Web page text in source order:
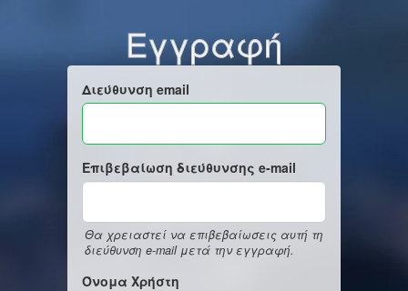
Εγγραφή
Διεύθυνση email
Επιβεβαίωση διεύθυνσης e-mail
Θα χρειαστεί να επιβεβαίωσεις αυτή τη
διεύθυνση e-mail μετά την εγγραφή.
Όνομα Χρήστη